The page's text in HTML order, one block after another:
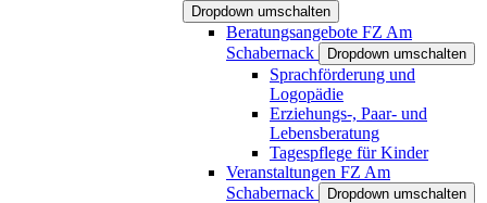
Dropdown umschalten
Beratungsangebote FZ Am
Schabernack
Dropdown umschalten
Sprachförderung und
Logopädie
Erziehungs-, Paar- und
Lebensberatung
Tagespflege für Kinder
Veranstaltungen FZ Am
Schabernack
Dropdown umschalten